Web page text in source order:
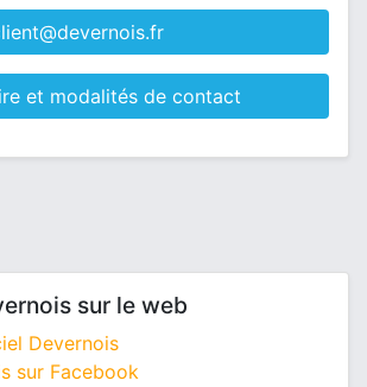
et modalités de contact
sur le web
Devernois
sur Facebook